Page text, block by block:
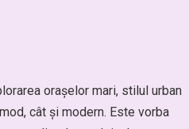
orașelor mari, stilul urban
cât și modern. Este vorba